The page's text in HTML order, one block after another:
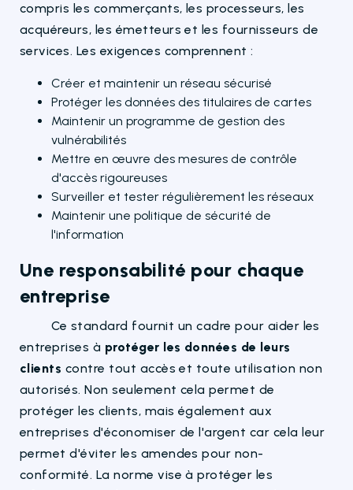
compris les commerçants, les processeurs, les
acquéreurs, les émetteurs et les fournisseurs de
services. Les exigences comprennent :
Créer et maintenir un réseau sécurisé
Protéger les données des titulaires de cartes
Maintenir un programme de gestion des
vulnérabilités
Mettre en œuvre des mesures de contrôle
d'accès rigoureuses
Surveiller et tester régulièrement les réseaux
Maintenir une politique de sécurité de
l'information
Une responsabilité pour chaque
entreprise
Ce standard fournit un cadre pour aider les
entreprises à protéger les données de leurs
clients contre tout accès et toute utilisation non
autorisés. Non seulement cela permet de
protéger les clients, mais également aux
entreprises d'économiser de l'argent car cela leur
permet d'éviter les amendes pour non-
conformité. La norme vise à protéger les